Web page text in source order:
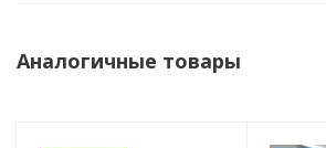
Аналогичные товары